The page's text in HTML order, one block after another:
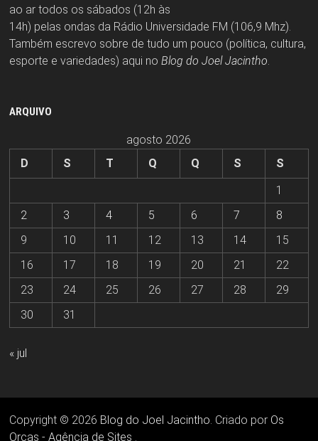
ao ar todos os sábados (12h às
14h) pelas ondas da Rádio Universidade FM (106,9 Mhz).
Também escrevo sobre de tudo um pouco (política, cultura,
esporte e variedades) aqui no Blog do Joel Jacintho.
ARQUIVO
agosto 2026
D
S T Q Q S
S
1
2
3 4 5 6 7
8
9
10 11 12 13 14
15
16
17 18 19 20 21
22
23
24 25 26 27 28
29
30
31
« jul
Copyright © 2026 Blog do Joel Jacintho. Criado por Os
Orcas - Agência de Sites .